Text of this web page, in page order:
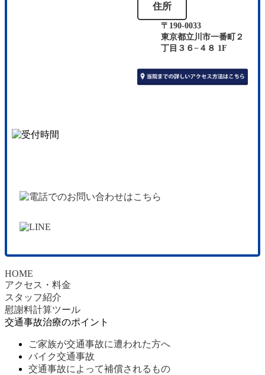
住所
〒190-0033
東京都立川市一番町２
丁目３６−４８ 1F
HOME
アクセス・料金
スタッフ紹介
慰謝料計算ツール
交通事故治療のポイント
ご家族が交通事故に遭われた方へ
バイク交通事故
交通事故によって補償されるもの